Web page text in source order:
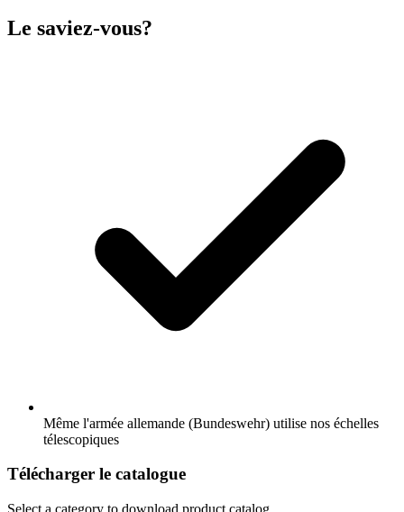
Le saviez-vous?
Même l'armée allemande (Bundeswehr) utilise nos échelles
télescopiques
Télécharger le catalogue